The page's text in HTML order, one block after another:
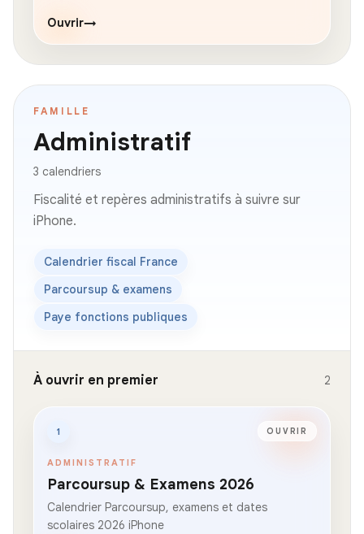
Ouvrir→
FAMILLE
Administratif
3 calendriers
Fiscalité et repères administratifs à suivre sur
iPhone.
Calendrier fiscal France
Parcoursup & examens
Paye fonctions publiques
À ouvrir en premier 2
1 OUVRIR
ADMINISTRATIF
Parcoursup & Examens 2026
Calendrier Parcoursup, examens et dates
scolaires 2026 iPhone